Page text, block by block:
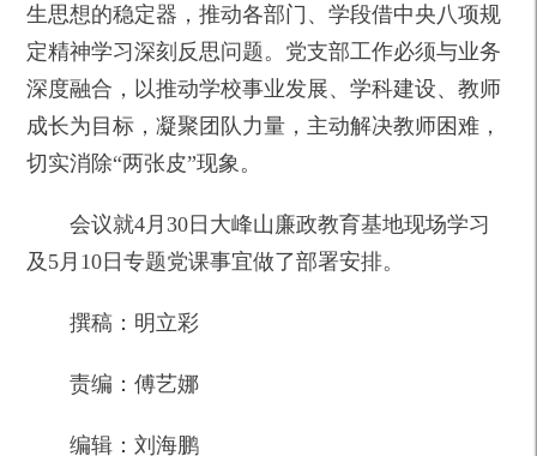
生思想的稳定器，推动各部门、学段借中央八项规
定精神学习深刻反思问题。党支部工作必须与业务
深度融合，以推动学校事业发展、学科建设、教师
成长为目标，凝聚团队力量，主动解决教师困难，
切实消除“两张皮”现象。
会议就4月30日大峰山廉政教育基地现场学习
及5月10日专题党课事宜做了部署安排。
撰稿：明立彩
责编：傅艺娜
编辑：刘海鹏